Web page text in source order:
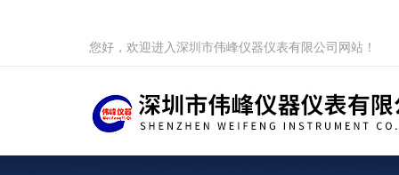
您好，欢迎进入深圳市伟峰仪器仪表有限公司网站！